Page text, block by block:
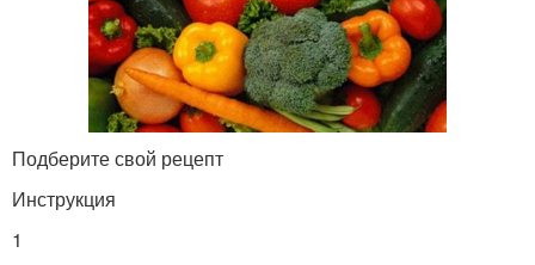
Подберите свой рецепт
Инструкция
1